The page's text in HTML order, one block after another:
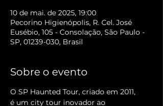
10 de mai. de 2025, 19:00
Pecorino Higienópolis, R. Cel. José
Eusébio, 105 - Consolação, São Paulo -
SP, 01239-030, Brasil
Sobre o evento
O SP Haunted Tour, criado em 2011,
é um city tour inovador ao